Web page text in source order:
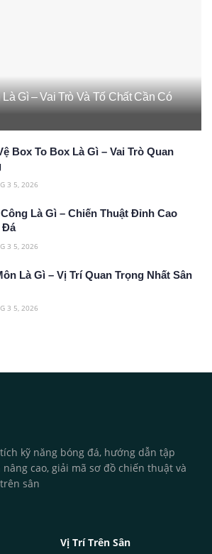
Gì – Vai Trò Và Tố Chất Cần Có
Box To Box Là Gì – Vai Trò Quan
3 5, 2026
Là Gì – Chiến Thuật Đỉnh Cao
Đá
3 5, 2026
Là Gì – Vị Trí Quan Trọng Nhất Sân
3 5, 2026
kỹ năng bóng đá, hướng dẫn tập
cao, giải mã sơ đồ chiến thuật và
sân
Vị Trí Trên Sân